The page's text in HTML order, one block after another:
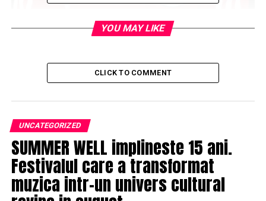
New York City FC, echipa la care este legitimat jucÄtorul
sferturile de finalÄ ale play-off-ului campionatului
nord-american de fotbal (MLS), joi dimineaÈa, dupÄ ce a
Scorul a fost deschis de oaspeÈi, prin spaniolul
Alejandro Pozuelo, Ã®n minutul 47, care a profitat de o
eroare a fundaÈului Maxime Chanot. Acesta a Ã®ncercat
sÄ trimitÄ balonul cu capul Ã®n spate, Ã®nsÄ atacantul
celor de la Toronto FC a interceptat Èi a punctat pentru
YOU MAY LIKE
CLICK TO COMMENT
UNCATEGORIZED
SUMMER WELL implineste 15 ani.
Festivalul care a transformat
muzica intr-un univers cultural